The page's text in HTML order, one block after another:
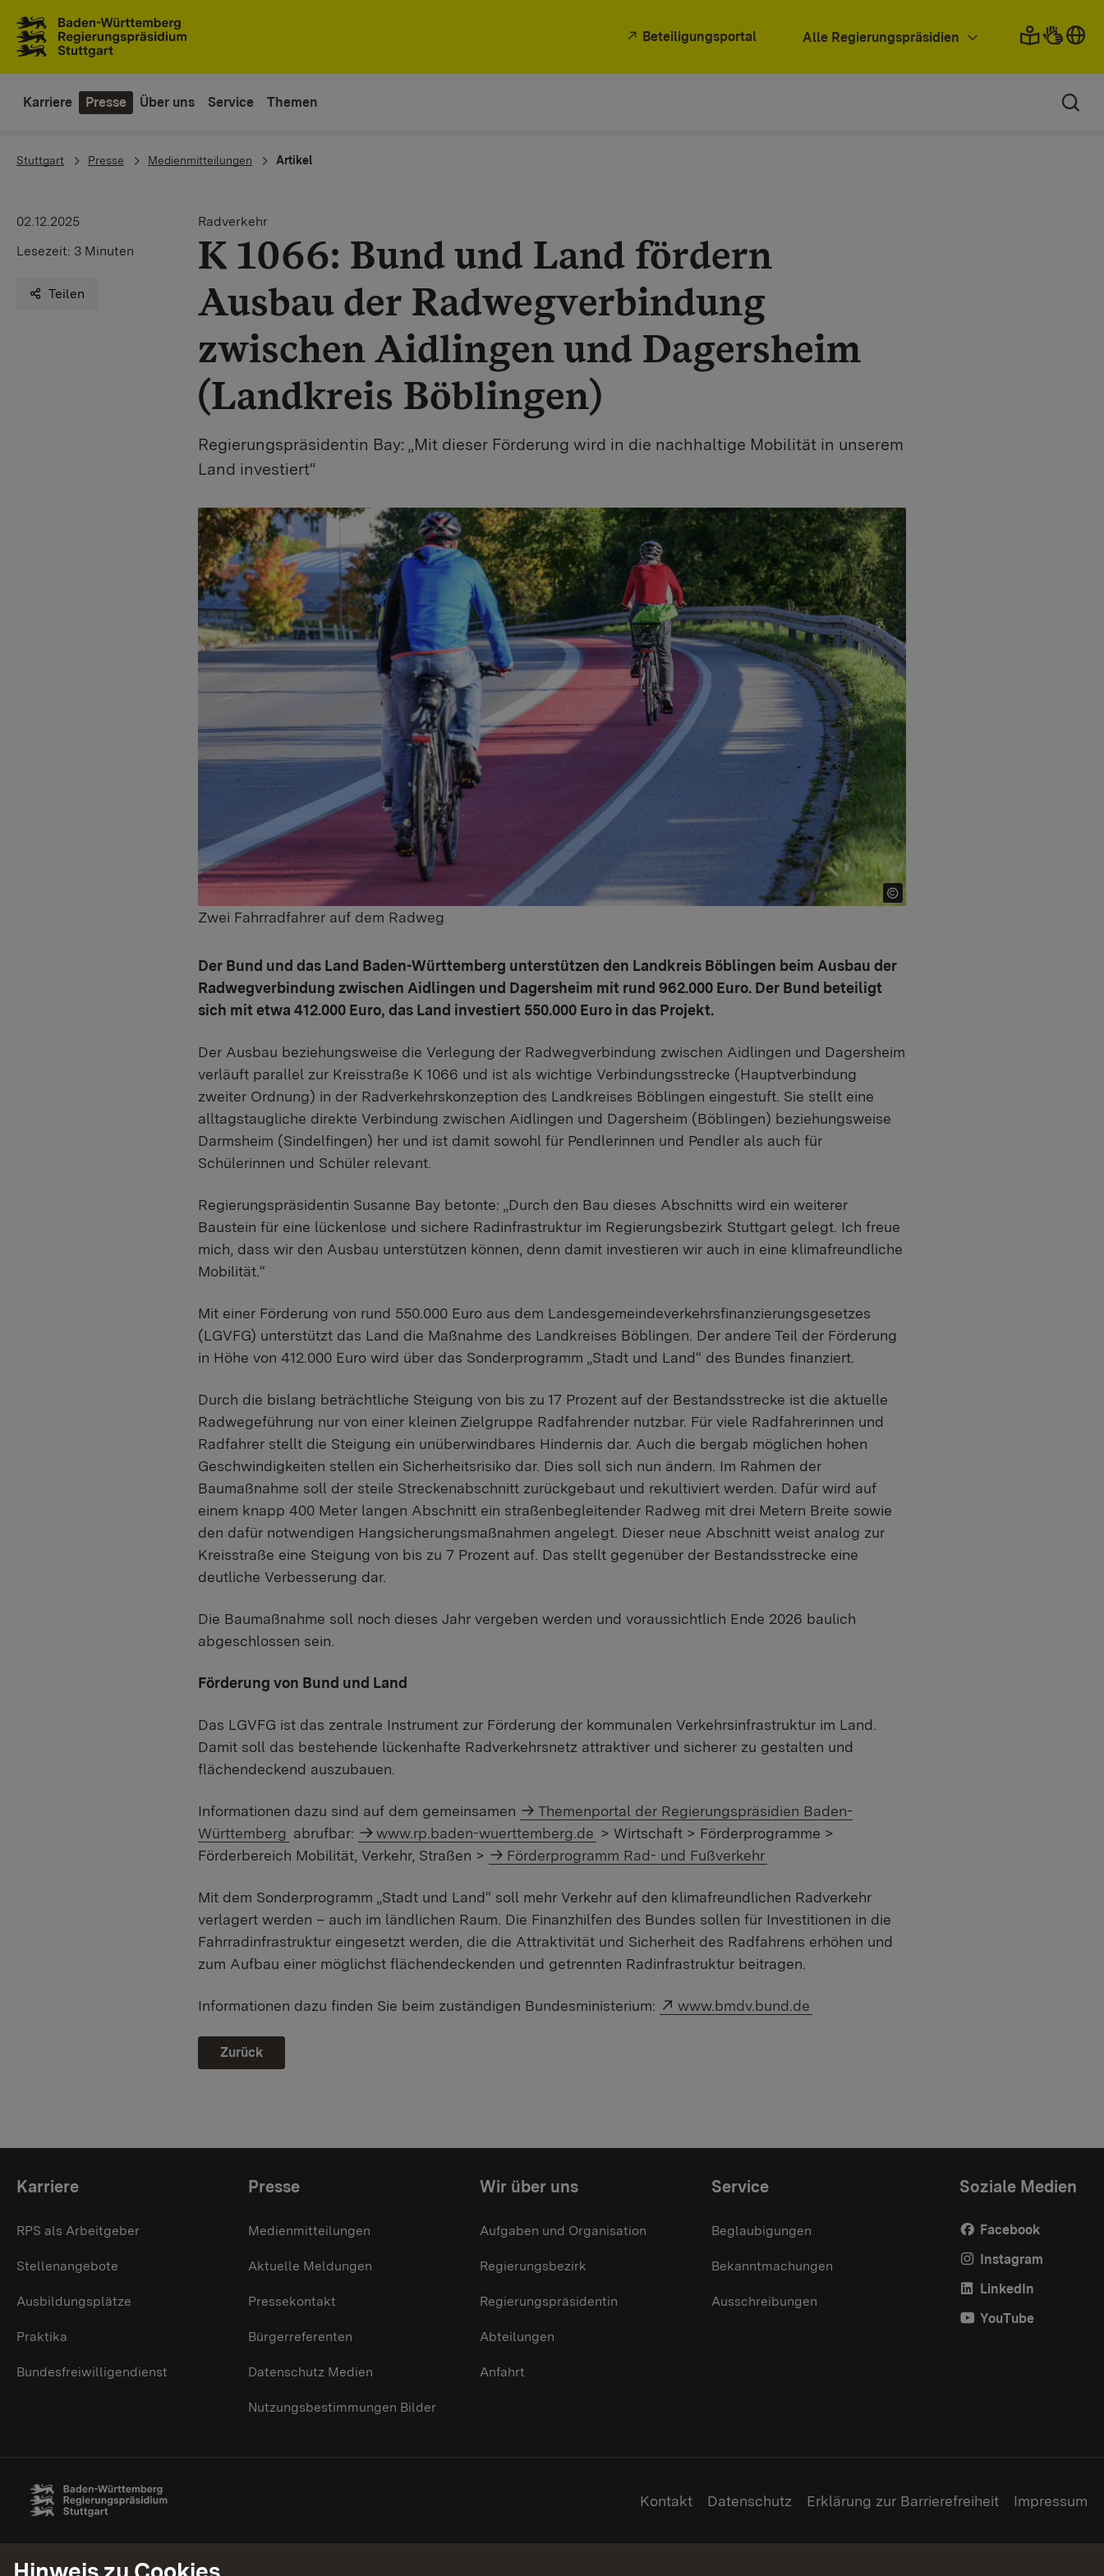
Beteiligungsportal Alle Regierungspräsidien
Karriere Presse Über uns Service Themen
You are here:
Stuttgart Presse Medienmitteilungen Artikel
02.12.2025
Lesezeit: 3 Minuten
Teilen
Radverkehr
K 1066: Bund und Land fördern
Ausbau der Radwegverbindung
zwischen Aidlingen und Dagersheim
(Landkreis Böblingen)
Regierungspräsidentin Bay: „Mit dieser Förderung wird in die nachhaltige Mobilität in unserem
Land investiert“
Zwei Fahrradfahrer auf dem Radweg
Der Bund und das Land Baden-Württemberg unterstützen den Landkreis Böblingen beim Ausbau der
Radwegverbindung zwischen Aidlingen und Dagersheim mit rund 962.000 Euro. Der Bund beteiligt
sich mit etwa 412.000 Euro, das Land investiert 550.000 Euro in das Projekt.
Der Ausbau beziehungsweise die Verlegung der Radwegverbindung zwischen Aidlingen und Dagersheim
verläuft parallel zur Kreisstraße K 1066 und ist als wichtige Verbindungsstrecke (Hauptverbindung
zweiter Ordnung) in der Radverkehrskonzeption des Landkreises Böblingen eingestuft. Sie stellt eine
alltagstaugliche direkte Verbindung zwischen Aidlingen und Dagersheim (Böblingen) beziehungsweise
Darmsheim (Sindelfingen) her und ist damit sowohl für Pendlerinnen und Pendler als auch für
Schülerinnen und Schüler relevant.
Regierungspräsidentin Susanne Bay betonte: „Durch den Bau dieses Abschnitts wird ein weiterer
Baustein für eine lückenlose und sichere Radinfrastruktur im Regierungsbezirk Stuttgart gelegt. Ich freue
mich, dass wir den Ausbau unterstützen können, denn damit investieren wir auch in eine klimafreundliche
Mobilität.“
Mit einer Förderung von rund 550.000 Euro aus dem Landesgemeindeverkehrsfinanzierungsgesetzes
(LGVFG) unterstützt das Land die Maßnahme des Landkreises Böblingen. Der andere Teil der Förderung
in Höhe von 412.000 Euro wird über das Sonderprogramm „Stadt und Land“ des Bundes finanziert.
Durch die bislang beträchtliche Steigung von bis zu 17 Prozent auf der Bestandsstrecke ist die aktuelle
Radwegeführung nur von einer kleinen Zielgruppe Radfahrender nutzbar. Für viele Radfahrerinnen und
Radfahrer stellt die Steigung ein unüberwindbares Hindernis dar. Auch die bergab möglichen hohen
Geschwindigkeiten stellen ein Sicherheitsrisiko dar. Dies soll sich nun ändern. Im Rahmen der
Baumaßnahme soll der steile Streckenabschnitt zurückgebaut und rekultiviert werden. Dafür wird auf
einem knapp 400 Meter langen Abschnitt ein straßenbegleitender Radweg mit drei Metern Breite sowie
den dafür notwendigen Hangsicherungsmaßnahmen angelegt. Dieser neue Abschnitt weist analog zur
Kreisstraße eine Steigung von bis zu 7 Prozent auf. Das stellt gegenüber der Bestandsstrecke eine
deutliche Verbesserung dar.
Die Baumaßnahme soll noch dieses Jahr vergeben werden und voraussichtlich Ende 2026 baulich
abgeschlossen sein.
Förderung von Bund und Land
Das LGVFG ist das zentrale Instrument zur Förderung der kommunalen Verkehrsinfrastruktur im Land.
Damit soll das bestehende lückenhafte Radverkehrsnetz attraktiver und sicherer zu gestalten und
flächendeckend auszubauen.
Informationen dazu sind auf dem gemeinsamen
Themenportal der Regierungspräsidien Baden-
Württemberg abrufbar: www.rp.baden-wuerttemberg.de > Wirtschaft > Förderprogramme >
Förderbereich Mobilität, Verkehr, Straßen >
Förderprogramm Rad- und Fußverkehr
Mit dem Sonderprogramm „Stadt und Land“ soll mehr Verkehr auf den klimafreundlichen Radverkehr
verlagert werden – auch im ländlichen Raum. Die Finanzhilfen des Bundes sollen für Investitionen in die
Fahrradinfrastruktur eingesetzt werden, die die Attraktivität und Sicherheit des Radfahrens erhöhen und
zum Aufbau einer möglichst flächendeckenden und getrennten Radinfrastruktur beitragen.
Informationen dazu finden Sie beim zuständigen Bundesministerium: Externer Link:
www.bmdv.bund.de
Zurück
Themenübersicht
Karriere
RPS als Arbeitgeber
Stellenangebote
Ausbildungsplätze
Praktika
Bundesfreiwilligendienst
Presse
Medienmitteilungen
Aktuelle Meldungen
Pressekontakt
Bürgerreferenten
Datenschutz Medien
Nutzungsbestimmungen Bilder
Wir über uns
Aufgaben und Organisation
Regierungsbezirk
Regierungspräsidentin
Abteilungen
Anfahrt
Service
Beglaubigungen
Bekanntmachungen
Ausschreibungen
Soziale Medien
Facebook
Instagram
LinkedIn
YouTube
Kontakt Datenschutz Erklärung zur Barrierefreiheit Impressum